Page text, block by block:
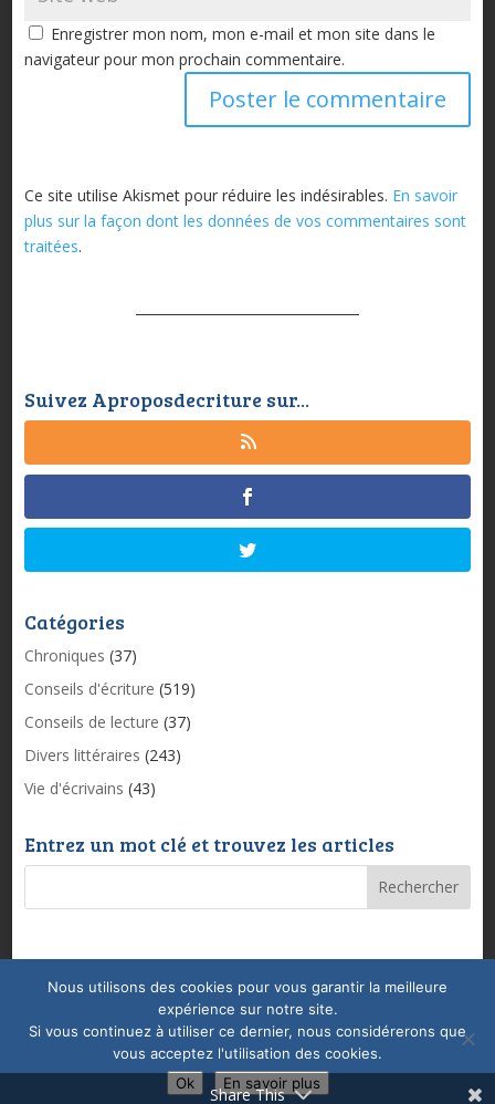
Enregistrer mon nom, mon e-mail et mon site dans le
navigateur pour mon prochain commentaire.
Ce site utilise Akismet pour réduire les indésirables. En savoir
plus sur la façon dont les données de vos commentaires sont
traitées.
Suivez Aproposdecriture sur...
Catégories
Chroniques (37)
Conseils d'écriture (519)
Conseils de lecture (37)
Divers littéraires (243)
Vie d'écrivains (43)
Entrez un mot clé et trouvez les articles
Mentions légales & Politique de confidentialité
Conditions Générales de Vente
Coaching
Share This
Nous utilisons des cookies pour vous garantir la meilleure
expérience sur notre site.
Si vous continuez à utiliser ce dernier, nous considérerons que
vous acceptez l'utilisation des cookies.
Ok
En savoir plus